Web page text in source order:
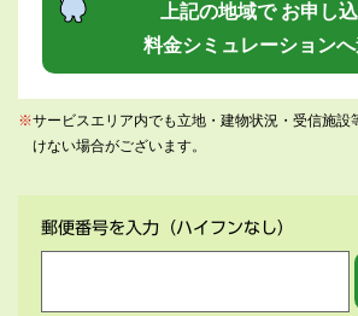
上記の地域で お申し
料金シミュレーション
※サービスエリア内でも立地・建物状況・受信施設
けない場合がございます。
郵便番号を入力 （ハイフンなし）